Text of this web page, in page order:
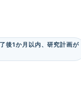
後1か月以内、研究計画が